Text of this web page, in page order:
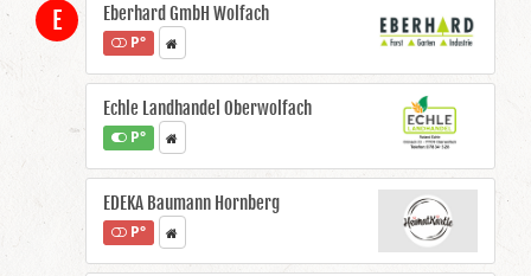
E Eberhard GmbH Wolfach
P°
Echle Landhandel Oberwolfach
P°
EDEKA Baumann Hornberg
P°